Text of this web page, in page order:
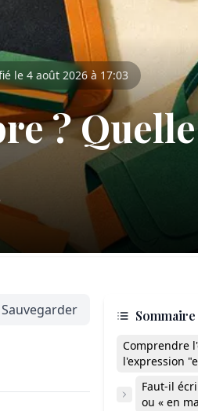
le 4 août 2026 à 17:03
?
Sauvegarder Sommaire
Comprendre
l'expression
Faut-il
ou « en